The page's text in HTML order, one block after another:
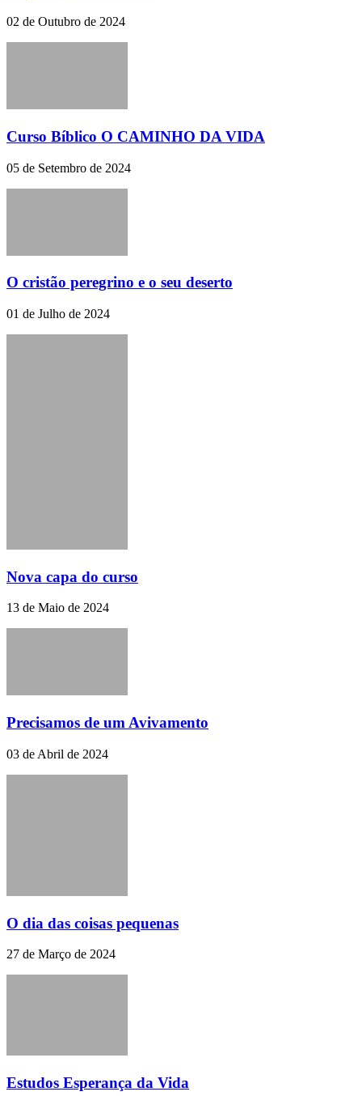
02 de Outubro de 2024
Curso Bíblico O CAMINHO DA VIDA
05 de Setembro de 2024
O cristão peregrino e o seu deserto
01 de Julho de 2024
Nova capa do curso
13 de Maio de 2024
Precisamos de um Avivamento
03 de Abril de 2024
O dia das coisas pequenas
27 de Março de 2024
Estudos Esperança da Vida